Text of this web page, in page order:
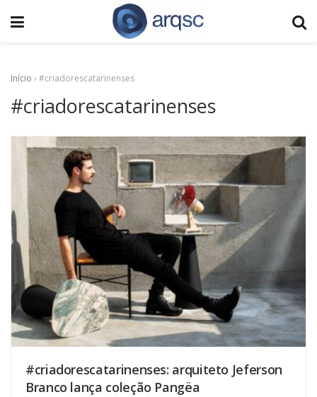
Início › #criadorescatarinenses
#criadorescatarinenses
#criadorescatarinenses: arquiteto Jeferson
Branco lança coleção Pangëa